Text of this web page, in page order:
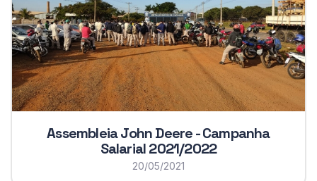
Assembleia John Deere - Campanha
Salarial 2021/2022
20/05/2021